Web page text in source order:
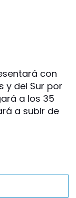
con
y del Sur por
a los 35
a subir de